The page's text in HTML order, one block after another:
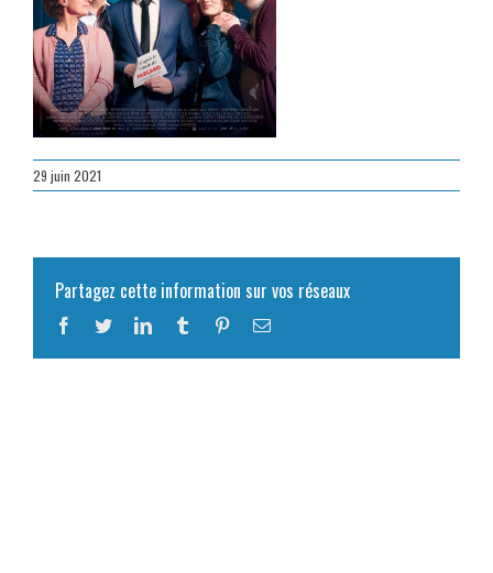
29 juin 2021
Partagez cette information sur vos réseaux
Facebook
TwitterLinkedInTumblr PinterestEmail